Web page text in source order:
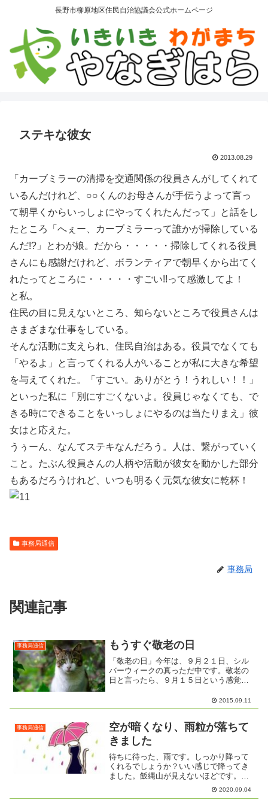
長野市柳原地区住民自治協議会公式ホームページ
ステキな彼女
2013.08.29
「カーブミラーの清掃を交通関係の役員さんがしてくれて
いるんだけれど、○○くんのお母さんが手伝うよって言っ
て朝早くからいっしょにやってくれたんだって」と話をし
たところ「へぇー、カーブミラーって誰かが掃除している
んだ!?」とわが娘。だから・・・・・掃除してくれる役員
さんにも感謝だけれど、ボランティアで朝早くから出てく
れたってところに・・・・・すごい!!って感激してよ！
と私。
住民の目に見えないところ、知らないところで役員さんは
さまざまな仕事をしている。
そんな活動に支えられ、住民自治はある。役員でなくても
「やるよ」と言ってくれる人がいることが私に大きな希望
を与えてくれた。「すごい。ありがとう！うれしい！！」
といった私に「別にすごくないよ。役員じゃなくても、で
きる時にできることをいっしょにやるのは当たりまえ」彼
女はと応えた。
うぅーん、なんてステキなんだろう。人は、繋がっていく
こと。たぶん役員さんの人柄や活動が彼女を動かした部分
もあるだろうけれど、いつも明るく元気な彼女に乾杯！
事務局通信
事務局
関連記事
事務局通信 もうすぐ敬老の日
「敬老の日」今年は、９月２１日、シル
バーウィークの真っただ中です。敬老の
日と言ったら、９月１５日という感覚
日、敬老の日、体育の日は、毎年、日に
ちが変わる国民の休日です。柳原地区で
2015.09.11
事務局通信
空が暗くなり、雨粒が落ちて
きました
待ちに待った、雨です。しっかり降って
くれるでしょうか？いい感じで降ってき
ました。飯縄山が見えないほどです。下
校時刻が近づいてきて、子どもたちはち
ょっとかわいそうだけれど…いっぱい降
2020.09.04